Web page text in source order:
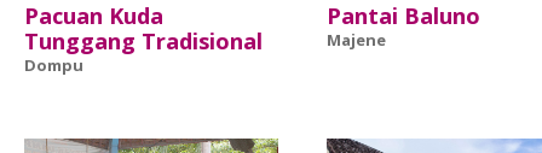
Pacuan Kuda
Tunggang Tradisional
Dompu
Pantai Baluno
Majene